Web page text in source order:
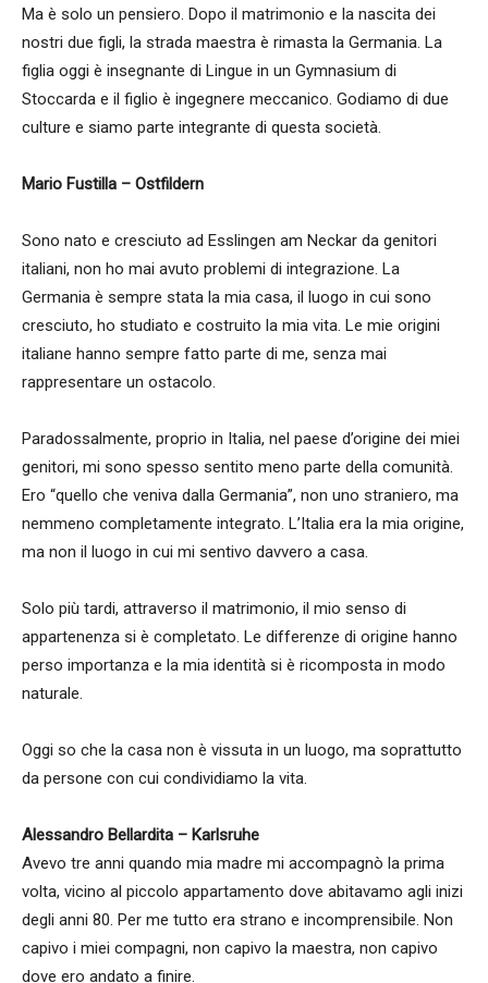
Ma è solo un pensiero. Dopo il matrimonio e la nascita dei
nostri due figli, la strada maestra è rimasta la Germania. La
figlia oggi è insegnante di Lingue in un Gymnasium di
Stoccarda e il figlio è ingegnere meccanico. Godiamo di due
culture e siamo parte integrante di questa società.
Mario Fustilla – Ostfildern
Sono nato e cresciuto ad Esslingen am Neckar da genitori
italiani, non ho mai avuto problemi di integrazione. La
Germania è sempre stata la mia casa, il luogo in cui sono
cresciuto, ho studiato e costruito la mia vita. Le mie origini
italiane hanno sempre fatto parte di me, senza mai
rappresentare un ostacolo.
Paradossalmente, proprio in Italia, nel paese d’origine dei miei
genitori, mi sono spesso sentito meno parte della comunità.
Ero “quello che veniva dalla Germania”, non uno straniero, ma
nemmeno completamente integrato. L’Italia era la mia origine,
ma non il luogo in cui mi sentivo davvero a casa.
Solo più tardi, attraverso il matrimonio, il mio senso di
appartenenza si è completato. Le differenze di origine hanno
perso importanza e la mia identità si è ricomposta in modo
naturale.
Oggi so che la casa non è vissuta in un luogo, ma soprattutto
da persone con cui condividiamo la vita.
Alessandro Bellardita – Karlsruhe
Avevo tre anni quando mia madre mi accompagnò la prima
volta, vicino al piccolo appartamento dove abitavamo agli inizi
degli anni 80. Per me tutto era strano e incomprensibile. Non
capivo i miei compagni, non capivo la maestra, non capivo
dove ero andato a finire.